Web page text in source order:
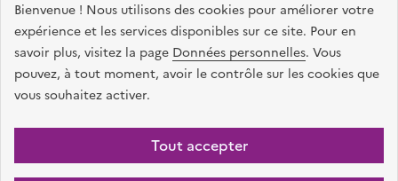
Bienvenue ! Nous utilisons des cookies pour améliorer votre
expérience et les services disponibles sur ce site. Pour en
savoir plus, visitez la page Données personnelles. Vous
pouvez, à tout moment, avoir le contrôle sur les cookies que
vous souhaitez activer.
Tout accepter
SIEC - Maison des examens
Académies de Créteil, Paris et Versailles
7, rue Ernest Renan
94749 ARCUEIL CEDEX
Nous contacter
facebook
x instagramlinkedin